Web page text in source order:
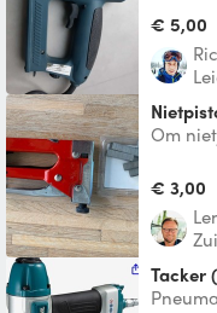
nietjes/
€ 5,00
Om
€ 3,00